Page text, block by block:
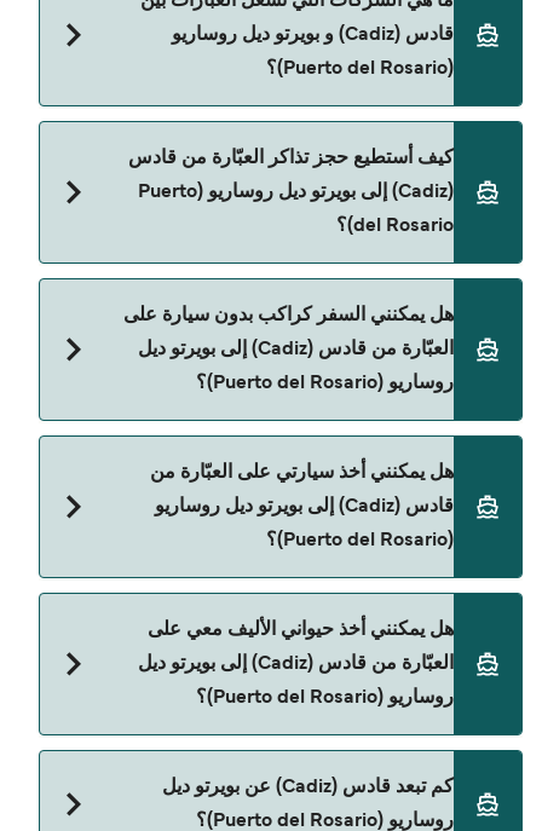
(Puerto del Rosario) يختلف حسب الموسم. متوسط
سعر الرحلة هو 2٬832٫87 ر.ق.‏SAR. السعر لا يشمل
رسوم الحجز.
قادس (Cadiz) و بويرتو ديل روساريو
(Puerto del Rosario)؟
كيف أستطيع حجز تذاكر العبّارة من قادس
(Cadiz) إلى بويرتو ديل روساريو (Puerto
del Rosario)؟
صفحة العروض لمعرفة أحدث التخفيضات.
هل يمكنني السفر كراكب بدون سيارة على
العبّارة من قادس (Cadiz) إلى بويرتو ديل
روساريو (Puerto del Rosario)؟
إلى بويرتو ديل روساريو (Puerto del Rosario) مع:
Naviera Armas
هل يمكنني أخذ سيارتي على العبّارة من
قادس (Cadiz) إلى بويرتو ديل روساريو
(Puerto del Rosario)؟
نعم، يمكنك السفر مع سيارتك على العبّارة من قادس
مع:
هل يمكنني أخذ حيواني الأليف معي على
العبّارة من قادس (Cadiz) إلى بويرتو ديل
روساريو (Puerto del Rosario)؟
(Cadiz) و بويرتو ديل روساريو (Puerto del Rosario).
كم تبعد قادس (Cadiz) عن بويرتو ديل
روساريو (Puerto del Rosario)؟